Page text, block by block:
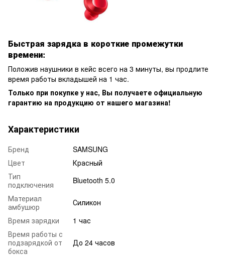
Быстрая зарядка в короткие промежутки
времени:
Положив наушники в кейс всего на 3 минуты, вы продлите
время работы вкладышей на 1 час.
Только при покупке у нас, Вы получаете официальную
гарантию на продукцию от нашего магазина!
Характеристики
Бренд
SAMSUNG
Цвет
Красный
Тип
подключения
Bluetooth 5.0
Материал
амбушюр
Силикон
Время зарядки
1 час
Время работы с
подзарядкой от
бокса
До 24 часов